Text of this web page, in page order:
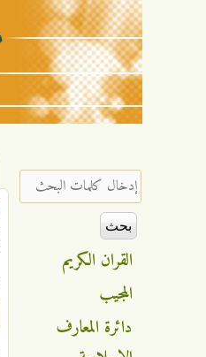
الإشعاع
الإسلامي
‏إدخال كلمات البحث ‏
القران الكريم
المجيب
دائرة المعارف